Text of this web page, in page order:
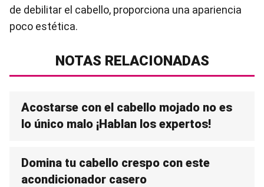
de debilitar el cabello, proporciona una apariencia
poco estética.
NOTAS RELACIONADAS
Acostarse con el cabello mojado no es
lo único malo ¡Hablan los expertos!
Domina tu cabello crespo con este
acondicionador casero